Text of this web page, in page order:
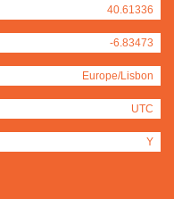
40.61336
-6.83473
Europe/Lisbon
UTC
Y